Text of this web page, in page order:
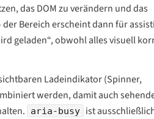
das DOM zu verändern und das
Bereich erscheint dann für
geladen“, obwohl alles visuell
Ladeindikator (Spinner,
werden, damit auch
aria-busy ist